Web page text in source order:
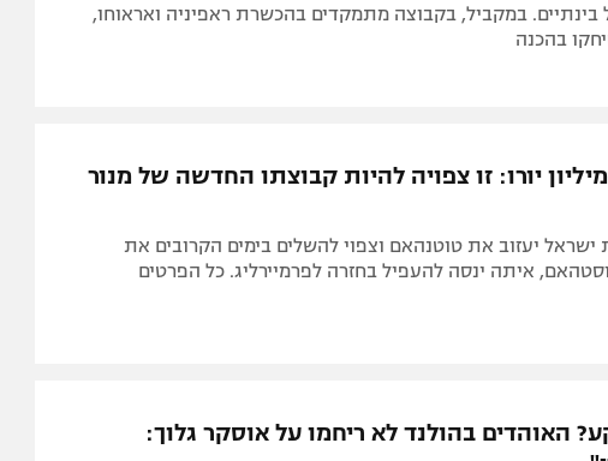
במקביל, בקבוצה מתמקדים בהכשרת ראפיניה ואראוחו,
בהכנה
יורו: זו צפויה להיות קבוצתו החדשה של מנור
ישראל יעזוב את טוטנהאם וצפוי להשלים בימים הקרובים את
איתה ינסה להעפיל בחזרה לפרמיירליג. כל הפרטים
האוהדים בהולנד לא ריחמו על אוסקר גלוך: